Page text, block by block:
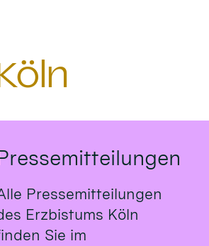
Pressemitteilungen
Erzbistums Köln
Sie im